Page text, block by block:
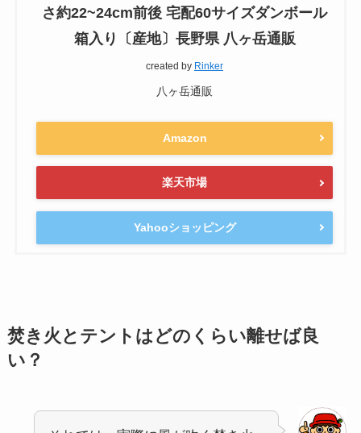
さ約22~24cm前後 宅配60サイズダンボール
箱入り〔産地〕長野県 八ヶ岳通販
created by Rinker
八ヶ岳通販
Amazon
楽天市場
Yahooショッピング
焚き火とテントはどのくらい離せば良
い？